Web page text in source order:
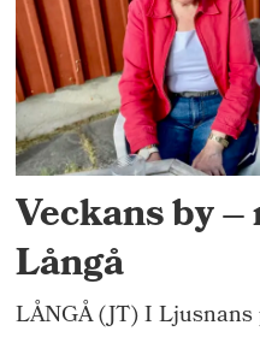
Veckans by
Långå
LÅNGÅ (JT) I